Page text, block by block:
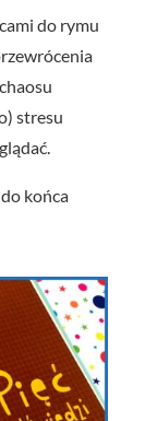
do rymu
stresu
końca